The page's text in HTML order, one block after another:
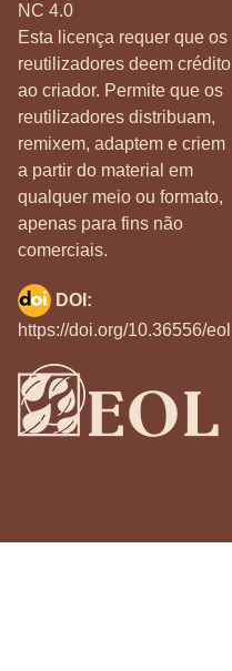
NC 4.0
Esta licença requer que os
reutilizadores deem crédito
ao criador. Permite que os
reutilizadores distribuam,
remixem, adaptem e criem
a partir do material em
qualquer meio ou formato,
apenas para fins não
comerciais.
DOI:
https://doi.org/10.36556/eol